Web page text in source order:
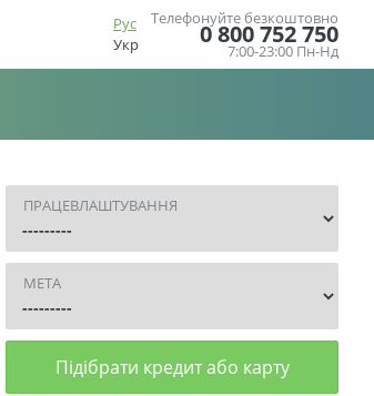
Рус
Укр
Телефонуйте безкоштовно
0 800 752 750
7:00-23:00 Пн-Нд
ПРАЦЕВЛАШТУВАННЯ
МЕТА
Підібрати кредит або карту